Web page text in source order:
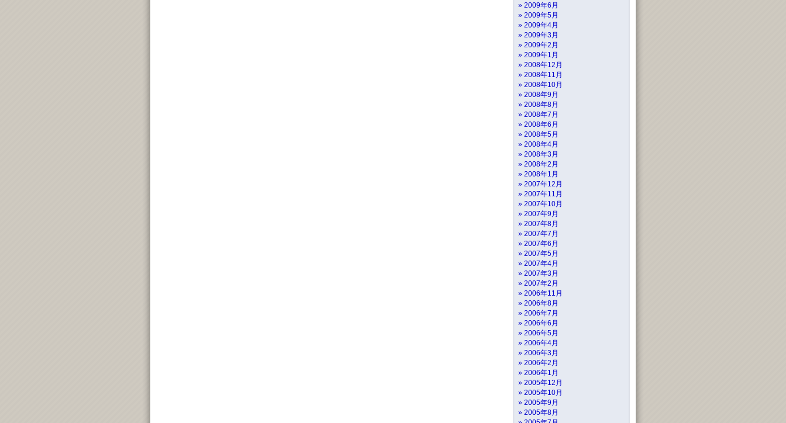
2009年6月
2009年5月
2009年4月
2009年3月
2009年2月
2009年1月
2008年12月
2008年11月
2008年10月
2008年9月
2008年8月
2008年7月
2008年6月
2008年5月
2008年4月
2008年3月
2008年2月
2008年1月
2007年12月
2007年11月
2007年10月
2007年9月
2007年8月
2007年7月
2007年6月
2007年5月
2007年4月
2007年3月
2007年2月
2006年11月
2006年8月
2006年7月
2006年6月
2006年5月
2006年4月
2006年3月
2006年2月
2006年1月
2005年12月
2005年10月
2005年9月
2005年8月